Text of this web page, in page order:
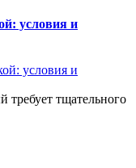
условия и
тщательного